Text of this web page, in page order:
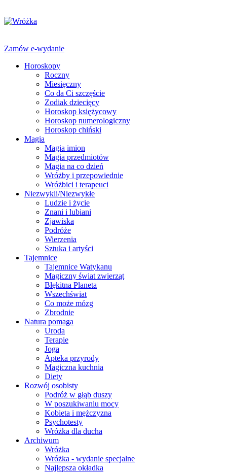
Zamów e-wydanie
Horoskopy
Roczny
Miesięczny
Co da Ci szczęście
Zodiak dziecięcy
Horoskop księżycowy
Horoskop numerologiczny
Horoskop chiński
Magia
Magia imion
Magia przedmiotów
Magia na co dzień
Wróżby i przepowiednie
Wróżbici i terapeuci
Niezwykli/Niezwykłe
Ludzie i życie
Znani i lubiani
Zjawiska
Podróże
Wierzenia
Sztuka i artyści
Tajemnice
Tajemnice Watykanu
Magiczny świat zwierząt
Błękitna Planeta
Wszechświat
Co może mózg
Zbrodnie
Natura pomaga
Uroda
Terapie
Joga
Apteka przyrody
Magiczna kuchnia
Diety
Rozwój osobisty
Podróż w głąb duszy
W poszukiwaniu mocy
Kobieta i mężczyzna
Psychotesty
Wróżka dla ducha
Archiwum
Wróżka
Wróżka - wydanie specjalne
Najlepsza okładka